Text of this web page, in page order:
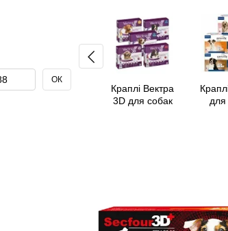
Краплі Вектра
3D для собак
для
ОК